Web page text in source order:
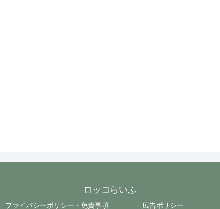
ロッコらいふ
プライバシーポリシー・免責事項 広告ポリシー